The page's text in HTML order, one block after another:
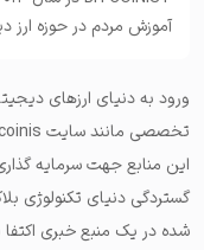
آموزش مردم در حوزه
ورود به دنیای ارزهای
این منابع جهت سرمایه
گستردگی دنیای تکنولوژی
شده در یک منبع خبری